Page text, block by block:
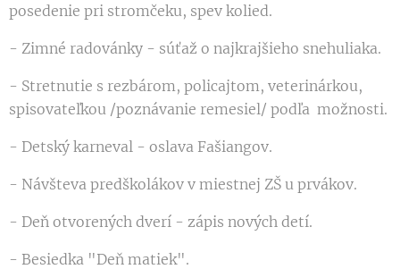
posedenie pri stromčeku, spev kolied.
- Zimné radovánky - súťaž o najkrajšieho snehuliaka.
- Stretnutie s rezbárom, policajtom, veterinárkou,
spisovateľkou /poznávanie remesiel/ podľa možnosti.
- Detský karneval - oslava Fašiangov.
- Návšteva predškolákov v miestnej ZŠ u prvákov.
- Deň otvorených dverí - zápis nových detí.
- Besiedka "Deň matiek".